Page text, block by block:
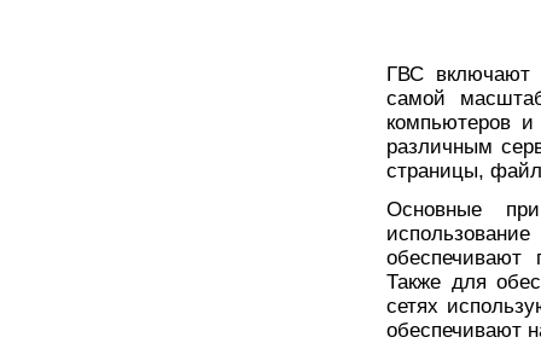
ГВС включают
самой
компьютеров
различным
страницы,
Основные
Также для
сетях
обеспечивают